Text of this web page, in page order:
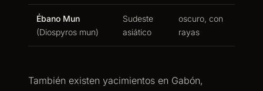
Ébano Mun
(Diospyros mun)
Sudeste
asiático
oscuro, con
rayas
También existen yacimientos en Gabón,